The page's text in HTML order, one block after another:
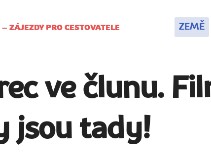
– ZÁJEZDY PRO CESTOVATELE ZEMĚ
ve člunu.
jsou tady!